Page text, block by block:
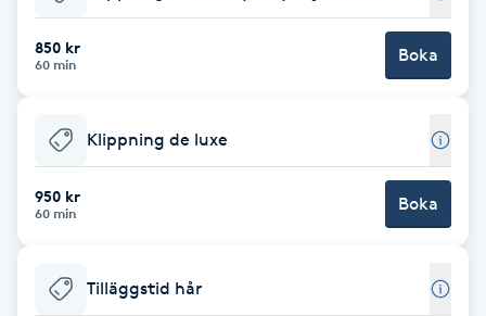
Babylights
Balayage
Barber
Barnklippning
850 kr
60 min Boka
Klippning de luxe
950 kr
60 min Boka
Tilläggstid hår